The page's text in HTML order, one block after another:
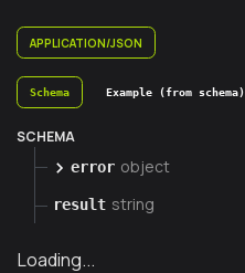
APPLICATION/JSON
Schema Example (from schema)
SCHEMA
error object
result string
Loading...